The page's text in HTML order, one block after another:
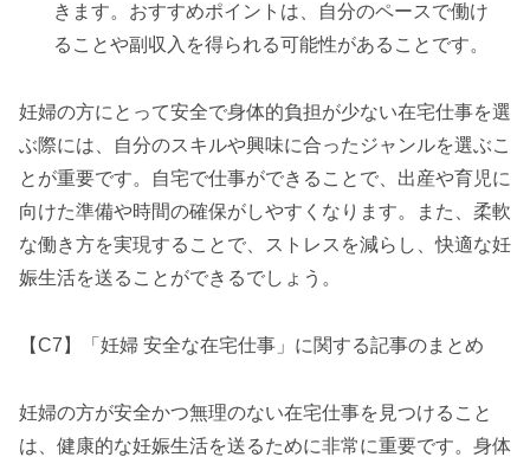
きます。おすすめポイントは、自分のペースで働け
ることや副収入を得られる可能性があることです。
妊婦の方にとって安全で身体的負担が少ない在宅仕事を選
ぶ際には、自分のスキルや興味に合ったジャンルを選ぶこ
とが重要です。自宅で仕事ができることで、出産や育児に
向けた準備や時間の確保がしやすくなります。また、柔軟
な働き方を実現することで、ストレスを減らし、快適な妊
娠生活を送ることができるでしょう。
【C7】「妊婦 安全な在宅仕事」に関する記事のまとめ
妊婦の方が安全かつ無理のない在宅仕事を見つけること
は、健康的な妊娠生活を送るために非常に重要です。身体